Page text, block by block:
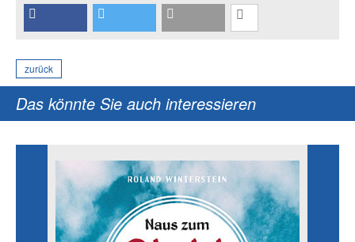
zurück
Das könnte Sie auch interessieren